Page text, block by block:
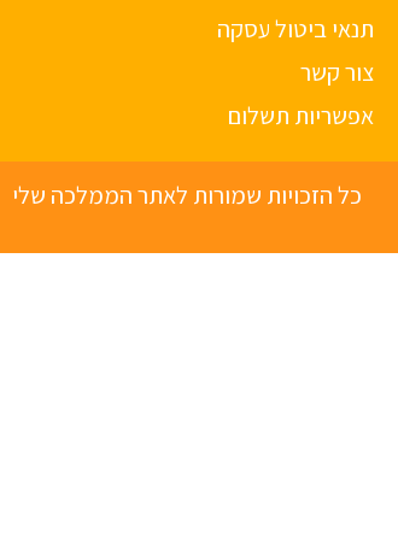
תנאי ביטול עסקה
צור קשר
אפשריות תשלום
כל הזכויות שמורות לאתר הממלכה שלי